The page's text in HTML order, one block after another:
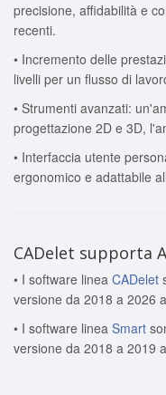
precisione, affidabilità e
recenti.
• Incremento delle
livelli per un flusso di
• Strumenti avanzati:
progettazione 2D e 3D,
• Interfaccia utente
ergonomico e adattabile
CADelet supporta
• I software linea CADelet
versione da 2018 a 2026
• I software linea Smart
versione da 2018 a 2019